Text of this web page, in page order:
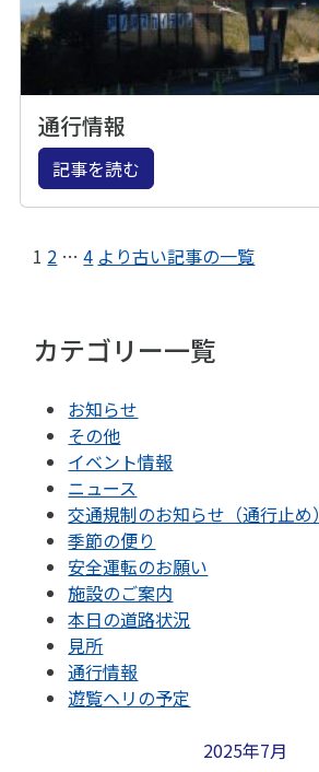
通行情報
記事を読む
1 2 … 4 より古い記事の一覧
カテゴリー一覧
お知らせ
その他
イベント情報
ニュース
交通規制のお知らせ（通行止め）
季節の便り
安全運転のお願い
施設のご案内
本日の道路状況
見所
通行情報
遊覧ヘリの予定
2025年7月